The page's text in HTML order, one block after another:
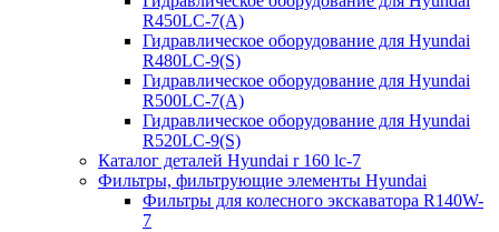
R450LC-7(A)
Гидравлическое оборудование для Hyundai
R480LC-9(S)
Гидравлическое оборудование для Hyundai
R500LC-7(A)
Гидравлическое оборудование для Hyundai
R520LC-9(S)
Каталог деталей Hyundai r 160 lc-7
Фильтры, фильтрующие элементы Hyundai
Фильтры для колесного экскаватора R140W-
7